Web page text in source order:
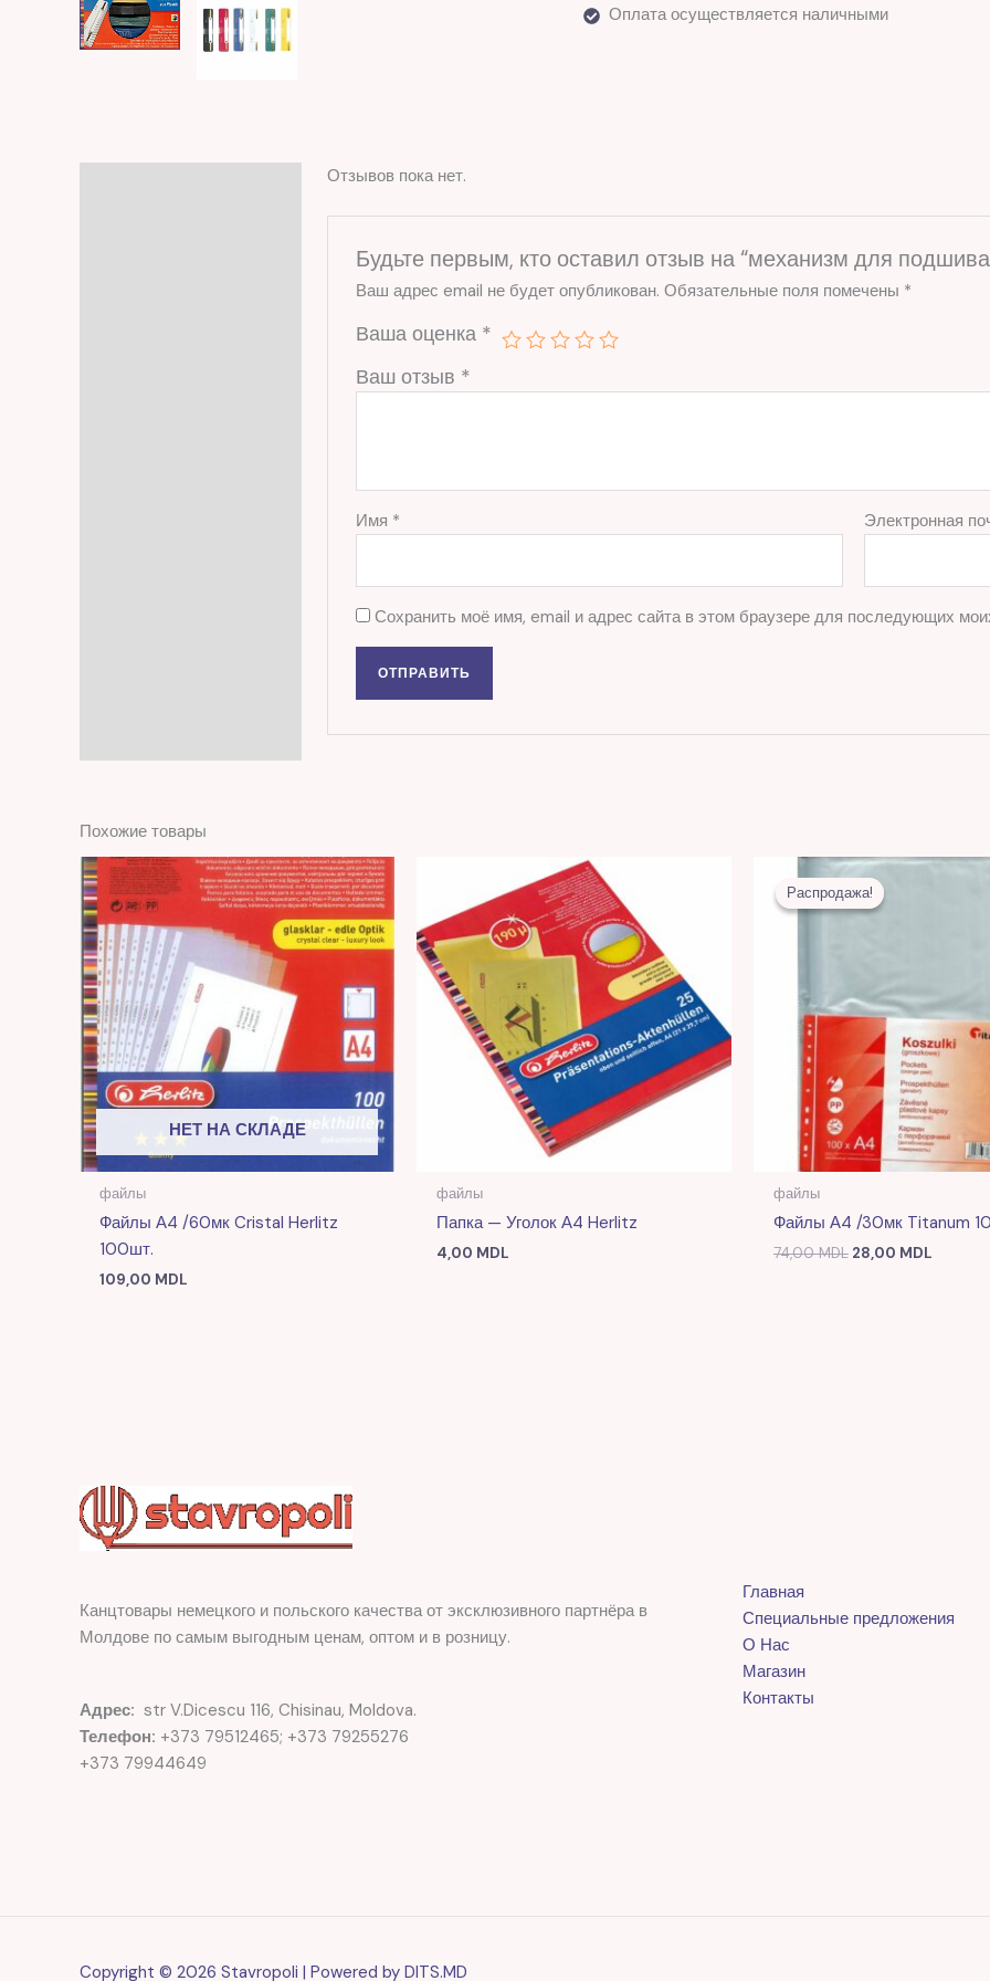
Оплата осуществляется наличными
Отзывов пока нет.
Будьте первым, кто оставил отзыв на “механизм для
Ваш адрес email не будет опубликован. Обязательные поля помечены *
Ваша оценка *
Ваш отзыв *
Имя * Электронная
Сохранить моё имя, email и адрес сайта в этом браузере для последующих
Похожие товары
НЕТ НА СКЛАДЕ
файлы
Файлы А4 /60мк Cristal Herlitz
100шт.
109,00 MDL
файлы
Папка — Уголок А4 Herlitz
4,00 MDL
Распродажа!
Распродажа!
файлы
Файлы А4 /30мк Titanum
74,00MDL
Первоначальная
цена
составляла
28,00 MDL
Канцтовары немецкого и польского качества от эксклюзивного партнёра в
Молдове по самым выгодным ценам, оптом и в розницу.
Адрес: str V.Dicescu 116, Chisinau, Moldova.
Телефон: +373 79512465; +373 79255276
+373 79944649
Главная
Специальные предложения
О Нас
Магазин
Контакты
Copyright © 2026 Stavropoli | Powered by DITS.MD